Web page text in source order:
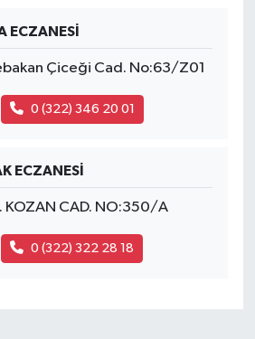
ECZANESİ
Çiceği Cad. No:63/Z01
0 (322) 346 20 01
ECZANESİ
KOZAN CAD. NO:350/A
0 (322) 322 28 18